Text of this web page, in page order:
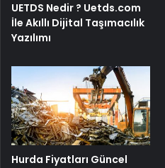
UETDS Nedir ? Uetds.com
İle Akıllı Dijital Taşımacılık
Yazılımı
Hurda Fiyatları Güncel